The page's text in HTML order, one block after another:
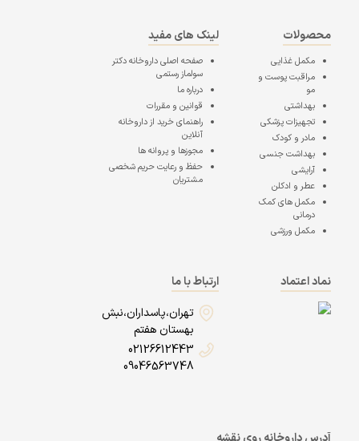
محصولات
مکمل غذایی
مراقبت پوست و
مو
بهداشتی
تجهیزات پزشکی
مادر و کودک
بهداشت جنسی
آرایشی
عطر و ادکلن
مکمل های کمک
درمانی
مکمل ورزشی
لینک های مفید
صفحه اصلیداروخانه دکتر
سولماز رستمی
درباره ما
قوانین و مقررات
راهنمای خرید از داروخانه
آنلاین
مجوزها و پروانه ها
حفظ و رعایت حریم شخصی
مشتریان
نماد اعتماد
ارتباط با ما
تهران،پاسداران،نبش
بهستان هفتم
02126612443
09046563748